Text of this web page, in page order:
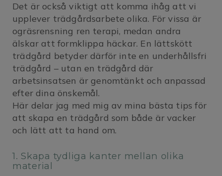
Det är också viktigt att komma ihåg att vi
upplever trädgårdsarbete olika. För vissa är
ogräsrensning ren terapi, medan andra
älskar att formklippa häckar. En lättskött
trädgård betyder därför inte en underhållsfri
trädgård – utan en trädgård där
arbetsinsatsen är genomtänkt och anpassad
efter dina önskemål.
Här delar jag med mig av mina bästa tips för
att skapa en trädgård som både är vacker
och lätt att ta hand om.
1. Skapa tydliga kanter mellan olika
material